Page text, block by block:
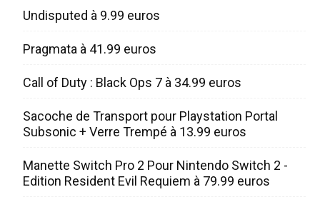
Undisputed à 9.99 euros
Pragmata à 41.99 euros
Call of Duty : Black Ops 7 à 34.99 euros
Sacoche de Transport pour Playstation Portal
Subsonic + Verre Trempé à 13.99 euros
Manette Switch Pro 2 Pour Nintendo Switch 2 -
Edition Resident Evil Requiem à 79.99 euros